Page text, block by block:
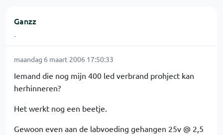
Ganzz
-
maandag 6 maart 2006 17:50:33
Iemand die nog mijn 400 led verbrand prohject kan
herhinneren?
Het werkt nog een beetje.
Gewoon even aan de labvoeding gehangen 25v @ 2,5